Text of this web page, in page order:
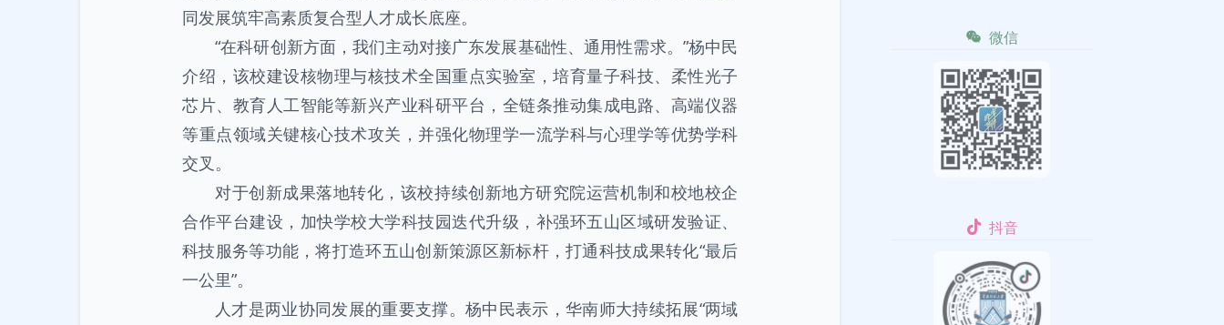
同发展筑牢高素质复合型人才成长底座。
“在科研创新方面，我们主动对接广东发展基础性、通用性需求。”杨中民
介绍，该校建设核物理与核技术全国重点实验室，培育量子科技、柔性光子
芯片、教育人工智能等新兴产业科研平台，全链条推动集成电路、高端仪器
等重点领域关键核心技术攻关，并强化物理学一流学科与心理学等优势学科
交叉。
对于创新成果落地转化，该校持续创新地方研究院运营机制和校地校企
合作平台建设，加快学校大学科技园迭代升级，补强环五山区域研发验证、
科技服务等功能，将打造环五山创新策源区新标杆，打通科技成果转化“最后
一公里”。
人才是两业协同发展的重要支撑。杨中民表示，华南师大持续拓展“两域
微信
抖音